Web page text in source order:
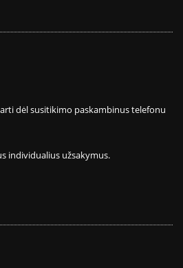
dėl susitikimo paskambinus telefonu
individualius užsakymus.